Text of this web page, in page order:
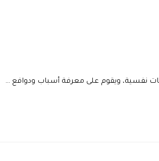
نفسية، ويقوم على معرفة أسباب ودوافع …